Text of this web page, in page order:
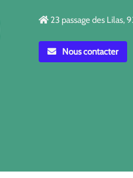
23 passage des Lilas,
Nous contacter